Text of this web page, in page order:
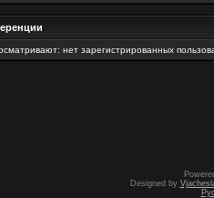
нет зарегистрированных
Designed by